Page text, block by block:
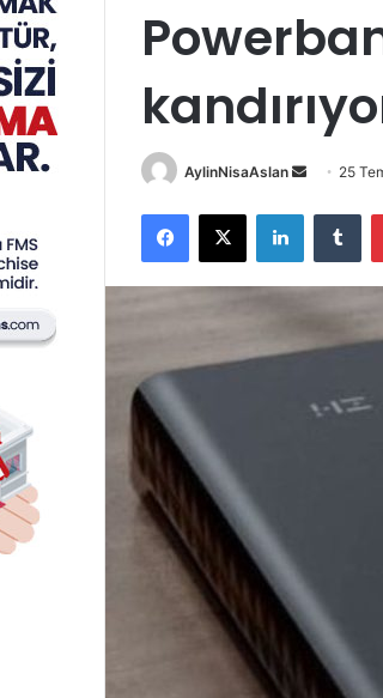
AylinNisaAslan
Bir
posta
göndermek
25
Facebook
X LinkedIn